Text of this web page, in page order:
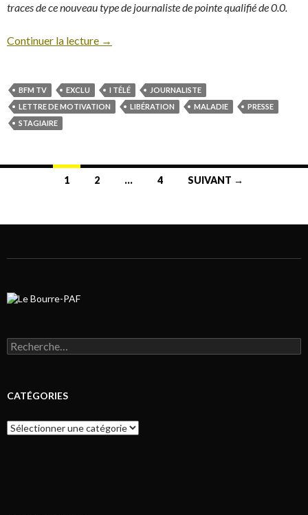
traces de ce nouveau type de journaliste de pointe qualifié de 0.0.
Continuer la lecture →
BFM TV EXCLU I TÉLÉ
JOURNALISTE
LETTRE DE MOTIVATION
LIBÉRATION MALADIE
PRESSE
STAGIAIRE
1 2 … 4 SUIVANT →
Rechercher :
CATÉGORIES
Catégories